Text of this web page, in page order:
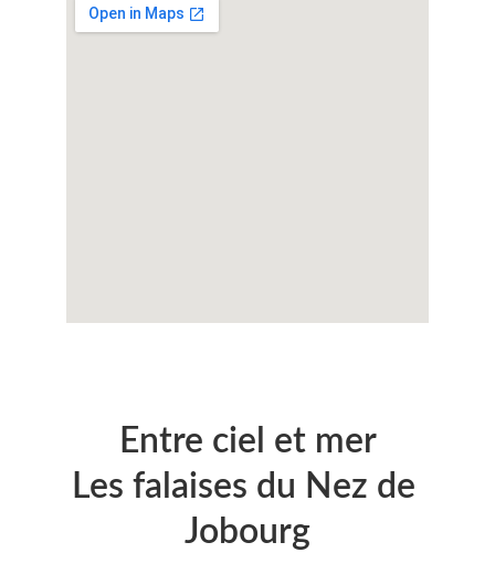
Entre ciel et mer
Les falaises du Nez de
Jobourg